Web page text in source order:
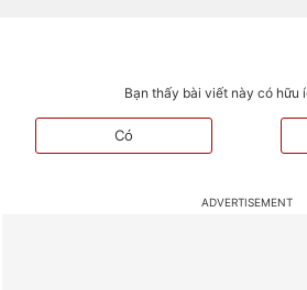
Bạn thấy bài viết này có hữu
Có